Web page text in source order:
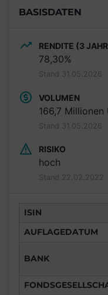
BASISDATEN
RENDITE (3
78,30%
Stand 31.05.2026
VOLUMEN
166,7 Millionen
Stand 31.05.2026
RISIKO
hoch
Stand 22.02.2022
ISIN
AUFLAGEDATUM
BANK